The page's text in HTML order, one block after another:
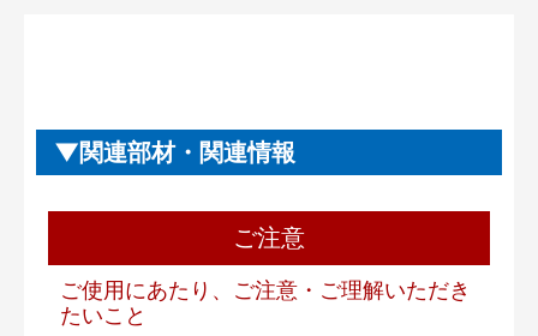
関連部材・関連情報
ご注意
ご使用にあたり、ご注意・ご理解いただき
たいこと